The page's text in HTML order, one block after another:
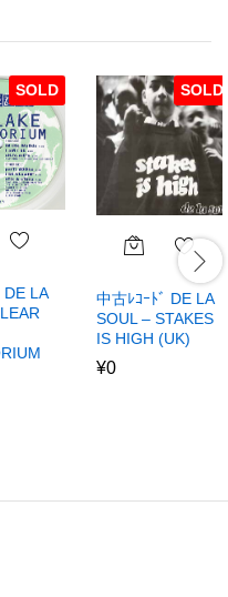
SOLD
DE LA
SOLD
中古ﾚｺｰﾄﾞ DE LA
SOUL – STAKES
IS HIGH (UK)
¥0